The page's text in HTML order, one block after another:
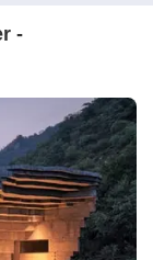
Ekonomi
Korupsi
Simbolik
Saree